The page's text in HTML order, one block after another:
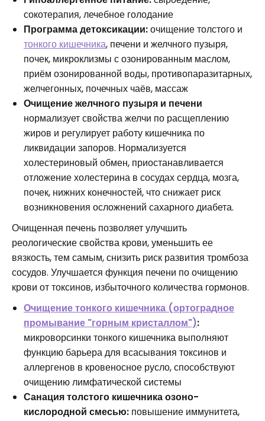
сокотерапия, лечебное голодание
Программа детоксикации:очищение толстого и
тонкого кишечника, печени и желчного пузыря,
почек, микроклизмы с озонированным маслом,
приём озонированной воды, противопаразитарных,
желчегонных, почечных чаёв, массаж
Очищение желчного пузыря и печени
нормализует свойства желчи по расщеплению
жиров и регулирует работу кишечника по
ликвидации запоров. Нормализуется
холестериновый обмен, приостанавливается
отложение холестерина в сосудах сердца, мозга,
почек, нижних конечностей, что снижает риск
возникновения осложнений сахарного диабета.
Очищенная печень позволяет улучшить
реологические свойства крови, уменьшить ее
вязкость, тем самым, снизить риск развития тромбоза
сосудов. Улучшается функция печени по очищению
крови от токсинов, избыточного количества гормонов.
Очищение тонкого кишечника (ортоградное
промывание "горным кристаллом"):
микроворсинки тонкого кишечника выполняют
функцию барьера для всасывания токсинов и
аллергенов в кровеносное русло, способствуют
очищению лимфатической системы
Санация толстого кишечника озоно-
кислородной смесью: повышение иммунитета,